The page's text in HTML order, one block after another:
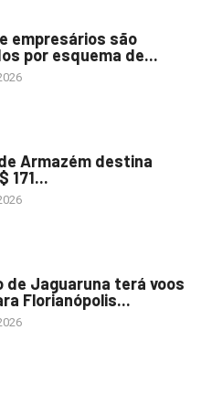
empresários são
por esquema de...
Armazém destina
171...
de Jaguaruna terá voos
Florianópolis...